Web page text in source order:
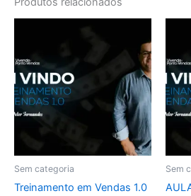
Sem categoria
Treinamento em Vendas 1.0
Sem